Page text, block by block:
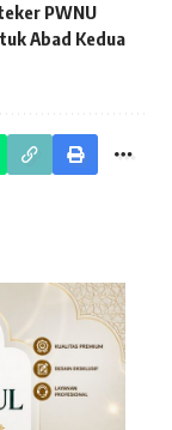
PWNU
Abad Kedua